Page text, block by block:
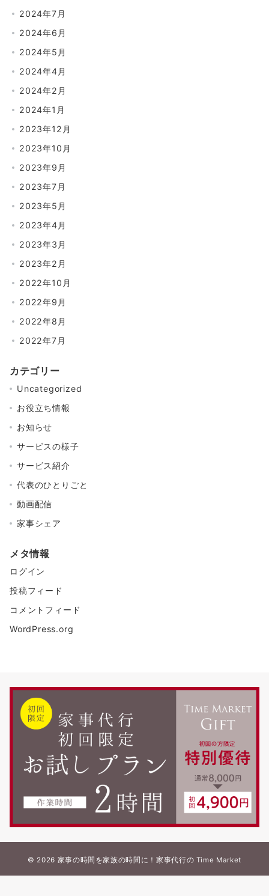
2024年7月
2024年6月
2024年5月
2024年4月
2024年2月
2024年1月
2023年12月
2023年10月
2023年9月
2023年7月
2023年5月
2023年4月
2023年3月
2023年2月
2022年10月
2022年9月
2022年8月
2022年7月
カテゴリー
Uncategorized
お役立ち情報
お知らせ
サービスの様子
サービス紹介
代表のひとりごと
動画配信
家事シェア
メタ情報
ログイン
投稿フィード
コメントフィード
WordPress.org
© 2026 家事の時間を家族の時間に！家事代行の Time Market